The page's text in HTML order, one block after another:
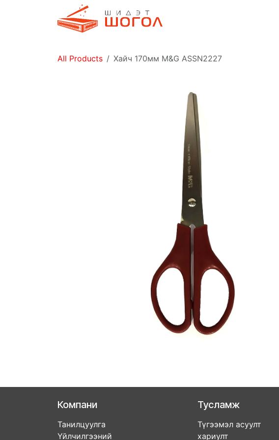
All Products Хайч 170мм M&G ASSN2227
Компани
Танилцуулга
Үйлчилгээний
Тусламж
Түгээмэл асуулт
хариулт